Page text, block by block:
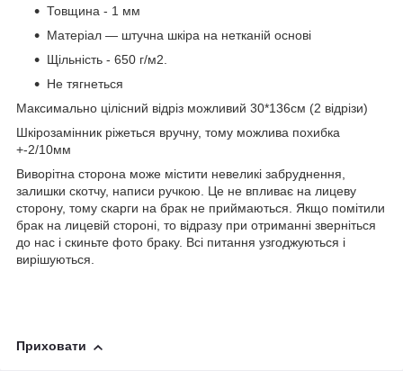
Товщина - 1 мм
Матеріал — штучна шкіра на нетканій основі
Щільність - 650 г/м2.
Не тягнеться
Максимально цілісний відріз можливий 30*136см (2 відрізи)
Шкірозамінник ріжеться вручну, тому можлива похибка
+-2/10мм
Виворітна сторона може містити невеликі забруднення,
залишки скотчу, написи ручкою. Це не впливає на лицеву
сторону, тому скарги на брак не приймаються. Якщо помітили
брак на лицевій стороні, то відразу при отриманні зверніться
до нас і скиньте фото браку. Всі питання узгоджуються і
вирішуються.
Приховати